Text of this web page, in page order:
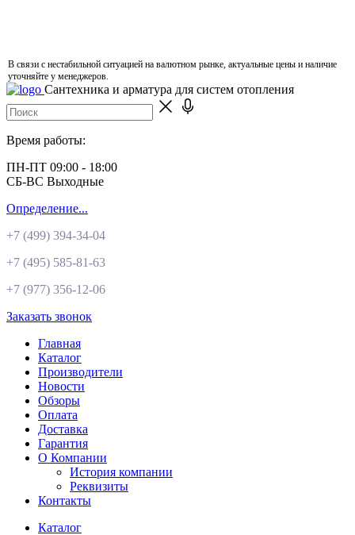
В связи с нестабильной ситуацией на валютном рынке, актуальные цены и наличие
уточняйте у менеджеров.
Сантехника и арматура для систем отопления
Время работы:
ПН-ПТ 09:00 - 18:00
СБ-ВС Выходные
Определение...
+7 (499) 394-34-04
+7 (495) 585-81-63
+7 (977) 356-12-06
Заказать звонок
Главная
Каталог
Производители
Новости
Обзоры
Оплата
Доставка
Гарантия
О Компании
История компании
Реквизиты
Контакты
Каталог